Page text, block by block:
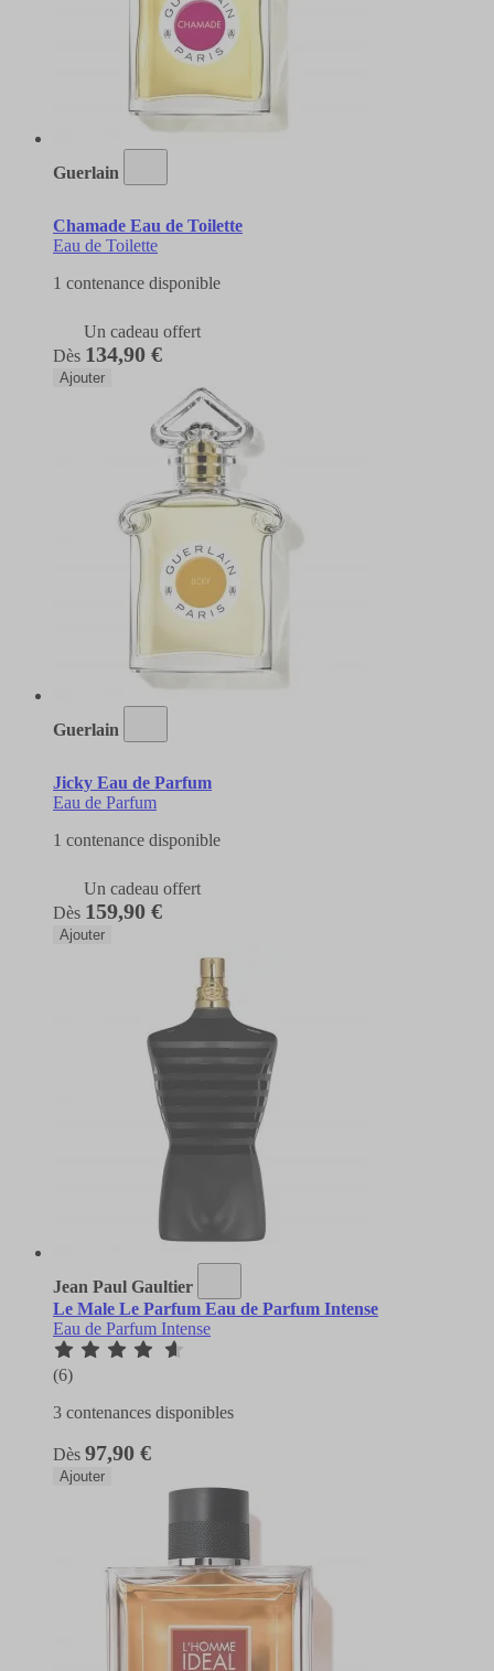
Guerlain
Chamade Eau de Toilette
Eau de Toilette
1 contenance disponible
Un cadeau offert
Dès 134,90 €
Ajouter
Guerlain
Jicky Eau de Parfum
Eau de Parfum
1 contenance disponible
Un cadeau offert
Dès 159,90 €
Ajouter
Jean Paul Gaultier
Le Male Le Parfum Eau de Parfum Intense
Eau de Parfum Intense
(6)
3 contenances disponibles
Dès 97,90 €
Ajouter